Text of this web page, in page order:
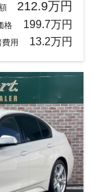
額 212.9万円
格 199.7万円
費用 13.2万円